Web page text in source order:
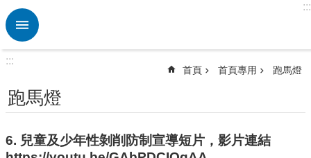
跳到主要內容區塊
進
階
熱
門
鍵
字
:::
:::
首頁 首頁專用 跑馬燈
跑馬燈
6. 兒童及少年性剝削防制宣導短片，影片連結